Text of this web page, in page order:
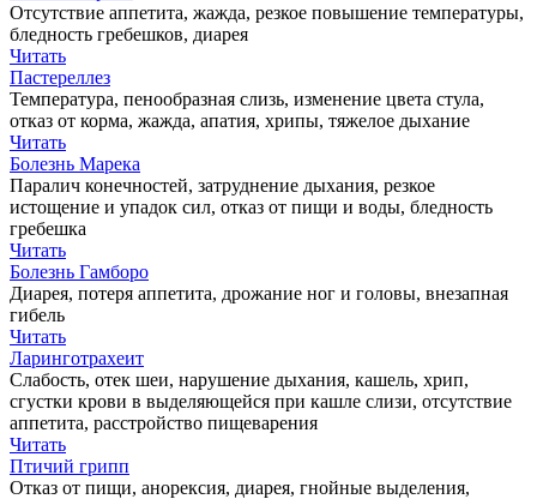
Отсутствие аппетита, жажда, резкое повышение температуры,
бледность гребешков, диарея
Читать
Пастереллез
Температура, пенообразная слизь, изменение цвета стула,
отказ от корма, жажда, апатия, хрипы, тяжелое дыхание
Читать
Болезнь Марека
Паралич конечностей, затруднение дыхания, резкое
истощение и упадок сил, отказ от пищи и воды, бледность
гребешка
Читать
Болезнь Гамборо
Диарея, потеря аппетита, дрожание ног и головы, внезапная
гибель
Читать
Ларинготрахеит
Слабость, отек шеи, нарушение дыхания, кашель, хрип,
сгустки крови в выделяющейся при кашле слизи, отсутствие
аппетита, расстройство пищеварения
Читать
Птичий грипп
Отказ от пищи, анорексия, диарея, гнойные выделения,